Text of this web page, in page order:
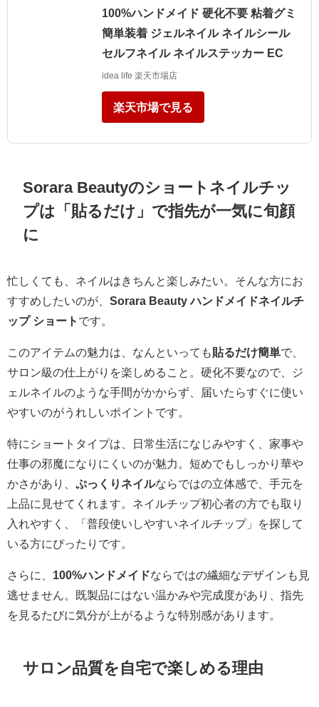
100%ハンドメイド 硬化不要 粘着グミ
簡単装着 ジェルネイル ネイルシール
セルフネイル ネイルステッカー EC
idea life 楽天市場店
楽天市場で見る
Sorara Beautyのショートネイルチッ
プは「貼るだけ」で指先が一気に旬顔
に
忙しくても、ネイルはきちんと楽しみたい。そんな方にお
すすめしたいのが、 Sorara Beauty ハンドメイドネイルチ
ップ ショート です。
このアイテムの魅力は、なんといっても 貼るだけ簡単で、
サロン級の仕上がりを楽しめること。硬化不要なので、ジ
ェルネイルのような手間がかからず、届いたらすぐに使い
やすいのがうれしいポイントです。
特にショートタイプは、日常生活になじみやすく、家事や
仕事の邪魔になりにくいのが魅力。短めでもしっかり華や
かさがあり、 ぷっくりネイルならではの立体感で、手元を
上品に見せてくれます。ネイルチップ初心者の方でも取り
入れやすく、「普段使いしやすいネイルチップ」を探して
いる方にぴったりです。
さらに、 100%ハンドメイドならではの繊細なデザインも見
逃せません。既製品にはない温かみや完成度があり、指先
を見るたびに気分が上がるような特別感があります。
サロン品質を自宅で楽しめる理由